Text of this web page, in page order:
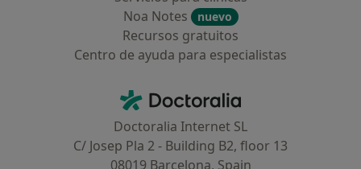
Noa Notes
nuevo
Recursos gratuitos
Centro de ayuda para especialistas
Doctoralia - Página de inicio
Doctoralia Internet SL
C/ Josep Pla 2 - Building B2, floor 13
08019 Barcelona, Spain